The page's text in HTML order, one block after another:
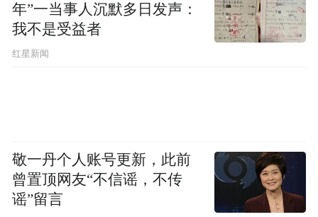
年”一当事人沉默多日发声：
我不是受益者
红星新闻
敬一丹个人账号更新，此前
曾置顶网友“不信谣，不传
谣”留言